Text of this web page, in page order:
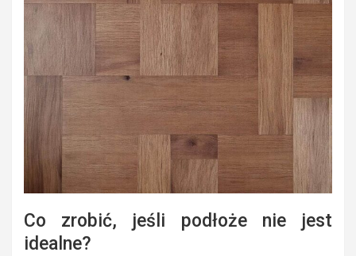
Co zrobić, jeśli podłoże nie jest
idealne?